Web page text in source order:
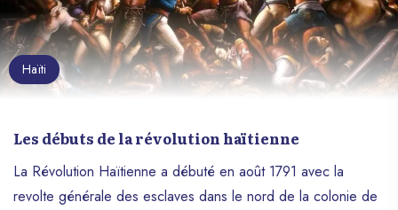
Haïti
Les débuts de la révolution haïtienne
La Révolution Haïtienne a débuté en août 1791 avec la
revolte générale des esclaves dans le nord de la colonie de